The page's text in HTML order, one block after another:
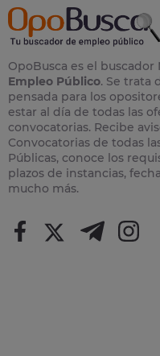
OpoBusca es el buscador
Empleo Público. Se trata
pensada para los
estar al día de todas las
convocatorias. Recibe
Convocatorias de todas
Públicas, conoce los
plazos de instancias,
mucho más.